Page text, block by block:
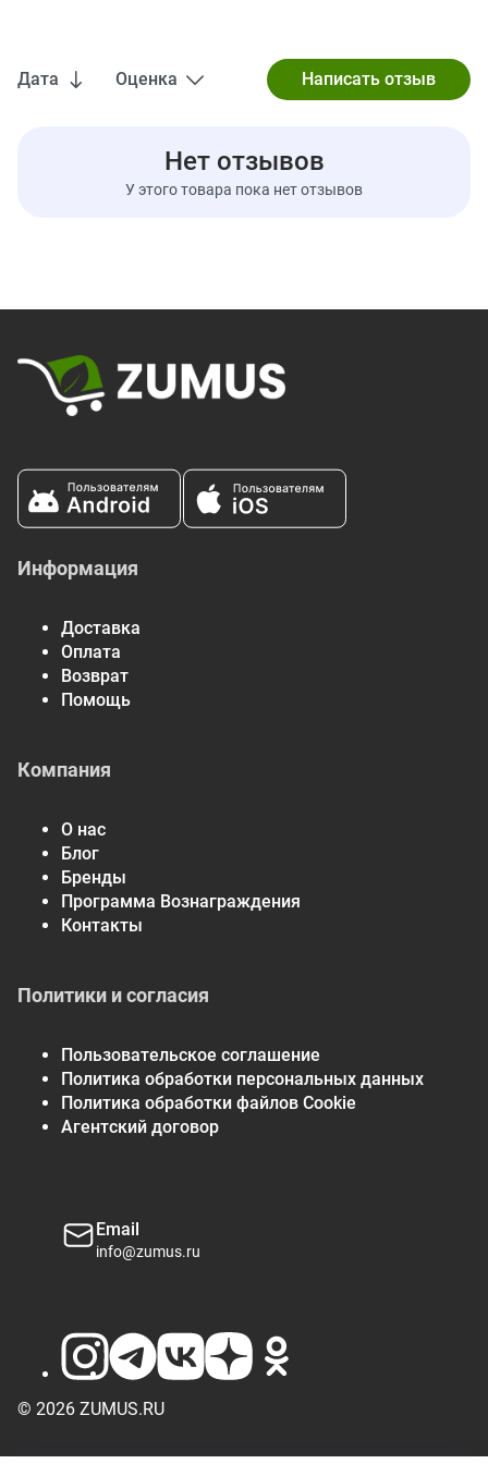
Дата Оценка
Нет отзывов
У этого товара пока нет отзывов
Информация
Доставка
Оплата
Возврат
Помощь
Компания
О нас
Блог
Бренды
Программа Вознаграждения
Контакты
Политики и согласия
Пользовательское соглашение
Политика обработки персональных данных
Политика обработки файлов Cookie
Агентский договор
Email
info@zumus.ru
© 2026 ZUMUS.RU